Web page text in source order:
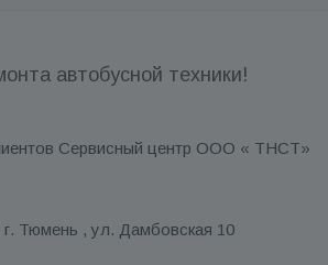
автобусной техники!
Сервисный центр ООО « ТНСТ»
Тюмень , ул. Дамбовская 10